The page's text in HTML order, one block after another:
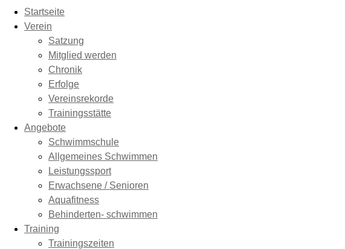
Startseite
Verein
Satzung
Mitglied werden
Chronik
Erfolge
Vereinsrekorde
Trainingsstätte
Angebote
Schwimmschule
Allgemeines Schwimmen
Leistungssport
Erwachsene / Senioren
Aquafitness
Behinderten- schwimmen
Training
Trainingszeiten